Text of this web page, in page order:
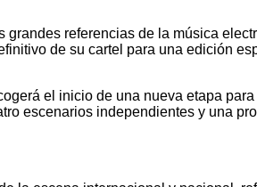
referencias de la música
de su cartel para una edición
el inicio de una nueva etapa
escenarios independientes y una